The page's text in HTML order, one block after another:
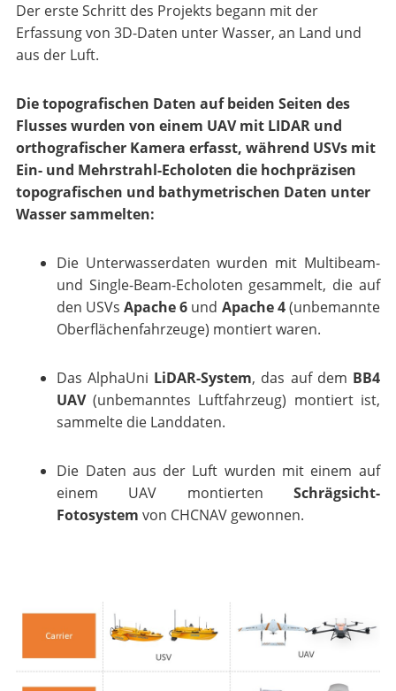
Der erste Schritt des Projekts begann mit der
Erfassung von 3D-Daten unter Wasser, an Land und
aus der Luft.
Die topografischen Daten auf beiden Seiten des
Flusses wurden von einem UAV mit LIDAR und
orthografischer Kamera erfasst, während USVs mit
Ein- und Mehrstrahl-Echoloten die hochpräzisen
topografischen und bathymetrischen Daten unter
Wasser sammelten:
Die Unterwasserdaten wurden mit Multibeam-
und Single-Beam-Echoloten gesammelt, die auf
den USVsApache 6 und Apache 4(unbemannte
Oberflächenfahrzeuge) montiert waren.
Das AlphaUni LiDAR-System, das auf dem BB4
UAV(unbemanntes Luftfahrzeug) montiert ist,
sammelte die Landdaten.
Die Daten aus der Luft wurden mit einem auf
einem UAV montierten Schrägsicht-
Fotosystemvon CHCNAV gewonnen.